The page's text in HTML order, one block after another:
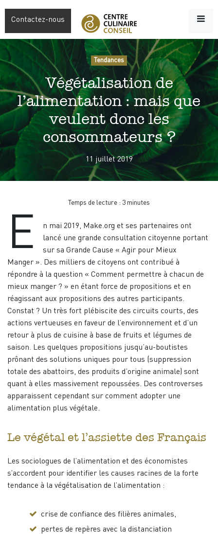
Contactez-nous
Tendances
Végétalisation de
l’alimentation : mais que
veulent donc les
consommateurs ?
11 juillet 2019
Temps de lecture : 3 minutes
E
n mai 2019, Make.org et ses partenaires ont
lancé une grande consultation citoyenne portant
sur sa Grande Cause « Agir pour Mieux
Manger ». Des milliers de citoyens ont contribué à
répondre à la question « Comment permettre à chacun de
mieux manger ? » en étant force de propositions et en
réagissant aux propositions des autres participants.
Constat ? Un très fort plébiscite des circuits courts, des
actions vertueuses en faveur de l’environnement et d’un
retour à plus de cuisine à base de fruits et légumes de
saison. Les quelques propositions jusqu’au-boutistes
prônant des solutions uniques pour tous (suppression
totale des abattoirs, des produits d’origine animale) sont
quant à elles massivement repoussées. Des controverses
apparaissent cependant sur comment adopter une
alimentation plus végétale.
Le végétal et l’assiette des Français
Les sociologues de l’alimentation et des économistes
s’accordent pour identifier les causes racines de la forte
tendance à la végétalisation de l’alimentation :
crise de confiance des filières animales,
pertes de repères avec la distanciation